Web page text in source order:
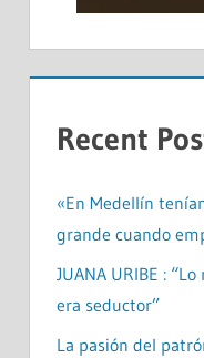
Recent
«En Medellín
grande cuando
JUANA URIBE :
era seductor”
La pasión del